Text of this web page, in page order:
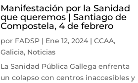
Manifestación por la Sanidad
que queremos | Santiago de
Compostela, 4 de febrero
por FADSP| Ene 12, 2024| CCAA,
Galicia, Noticias
La Sanidad Pública Gallega enfrenta
un colapso con centros inaccesibles y